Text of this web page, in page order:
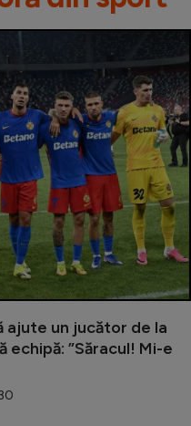
ajute un jucător de la
echipă: ”Săracul! Mi-e